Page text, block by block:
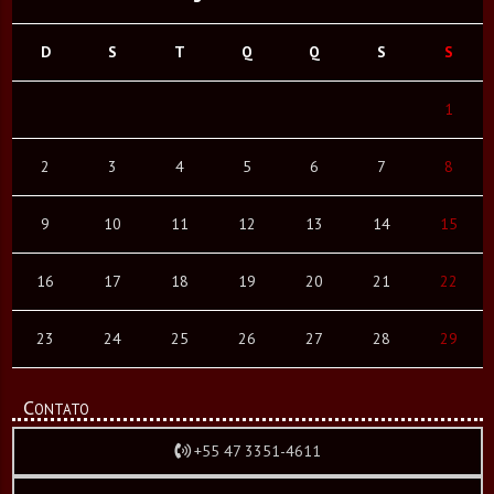
D S T Q Q S S
1
2 3 4 5 6 7 8
9 10 11 12 13 14 15
16 17 18 19 20 21 22
23 24 25 26 27 28 29
Contato
+55 47 3351-4611